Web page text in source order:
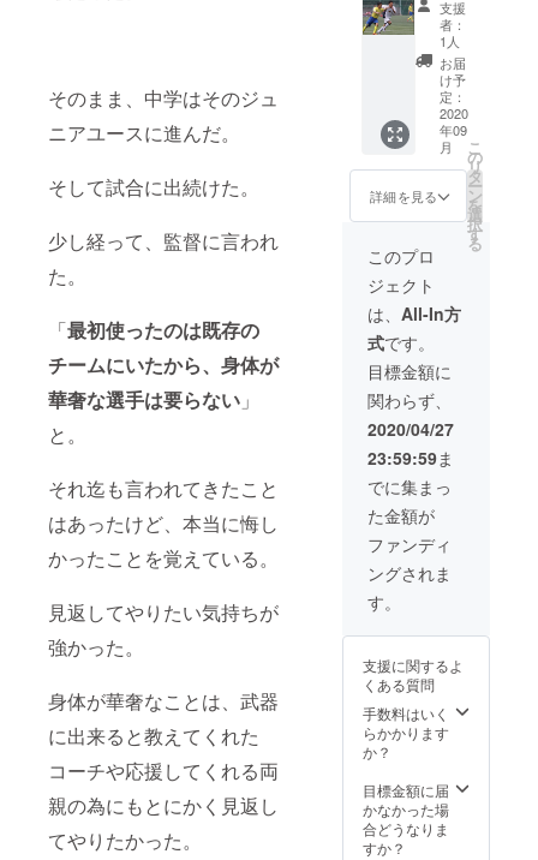
そのまま、中学はそのジュ
ニアユースに進んだ。
そして試合に出続けた。
少し経って、監督に言われ
た。
「最初使ったのは既存の
チームにいたから、身体が
華奢な選手は要らない 」
と。
それ迄も言われてきたこと
はあったけど、本当に悔し
かったことを覚えている。
見返してやりたい気持ちが
強かった。
身体が華奢なことは、武器
に出来ると教えてくれた
コーチや応援してくれる両
親の為にもとにかく見返し
てやりたかった。
のフォ
ロー許
可をさ
せて頂
きま
す！！
【③LIN
Eの交換
をしま
一緒に
ボール
を蹴っ
て欲し
い、な
ど是
非、行
いま
しょ
う。あ
人で
す。最
善を尽
くしま
す。 な
お、リ
ターン
お渡し
のタイ
ミング
などは
メール
にて調
整しま
す。 ＊
お届け
予定は
変動す
りま
す。＊
万が一
プロ契
約が実
現出来
接お会
いして
全力で
緒に食
事しま
しょ
う！！
もち
ろん食
事代、
交通費
なども
負担さ
せて頂
きま
す！！
】詳細
はLINE
にて確
定しま
す。
2021年
1月頃の
開催を
予定し
ていま
す。 ＊
お届け
予定は
変動す
る可能
性があ
りま
場所で
ま
す。）
【②限
定公開
Instagr
ウント
のフォ
ロー許
可をさ
支援
者：
1人
お届
け予
定：
2020
年09
月
詳細を見る
こ
の
リ
タ
ー
ン
を
選
択
す
る
このプロ
ジェクト
は、 All-In方
式です。
目標金額に
関わらず、
2020/04/27
23:59:59ま
でに集まっ
た金額が
ファンディ
ングされま
す。
支援に関するよ
くある質問
手数料はいく
らかかります
か？
目標金額に届
かなかった場
合どうなりま
すか？